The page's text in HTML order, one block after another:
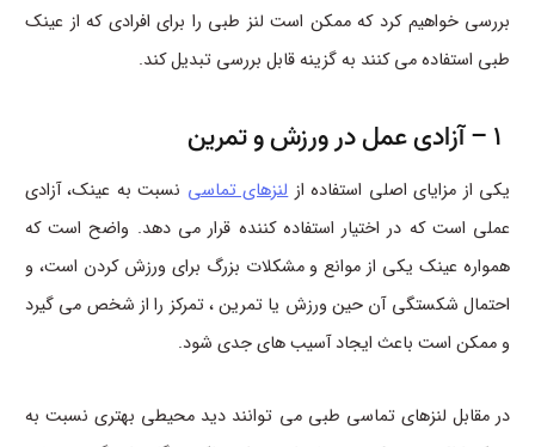
بررسی خواهیم کرد که ممکن است لنز طبی را برای افرادی که از عینک
طبی استفاده می کنند به گزینه قابل بررسی تبدیل کند.
1 – آزادی عمل در ورزش و تمرین
یکی از مزایای اصلی استفاده ازلنزهای تماسی نسبت به عینک، آزادی
عملی است که در اختیار استفاده کننده قرار می دهد. واضح است که
همواره عینک یکی از موانع و مشکلات بزرگ برای ورزش کردن است، و
احتمال شکستگی آن حین ورزش یا تمرین ، تمرکز را از شخص می گیرد
و ممکن است باعث ایجاد آسیب های جدی شود.
در مقابل لنزهای تماسی طبی می توانند دید محیطی بهتری نسبت به